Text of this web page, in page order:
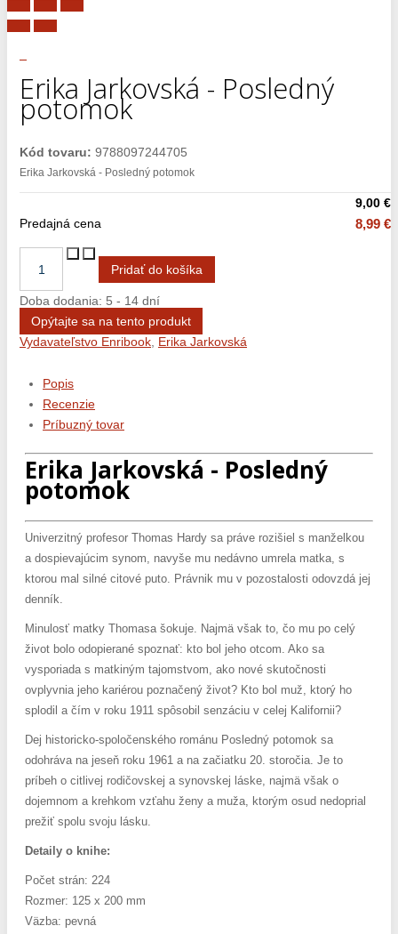
Erika Jarkovská - Posledný
potomok
Kód tovaru: 9788097244705
Erika Jarkovská - Posledný potomok
9,00 €
Predajná cena
8,99 €
Doba dodania: 5 - 14 dní
Opýtajte sa na tento produkt
Vydavateľstvo Enribook Erika Jarkovská
Popis
Recenzie
Príbuzný tovar
Erika Jarkovská - Posledný
potomok
Univerzitný profesor Thomas Hardy sa práve rozišiel s manželkou
a dospievajúcim synom, navyše mu nedávno umrela matka, s
ktorou mal silné citové puto. Právnik mu v pozostalosti odovzdá jej
denník.
Minulosť matky Thomasa šokuje. Najmä však to, čo mu po celý
život bolo odopierané spoznať: kto bol jeho otcom. Ako sa
vysporiada s matkiným tajomstvom, ako nové skutočnosti
ovplyvnia jeho kariérou poznačený život? Kto bol muž, ktorý ho
splodil a čím v roku 1911 spôsobil senzáciu v celej Kalifornii?
Dej historicko-spoločenského románu Posledný potomok sa
odohráva na jeseň roku 1961 a na začiatku 20. storočia. Je to
príbeh o citlivej rodičovskej a synovskej láske, najmä však o
dojemnom a krehkom vzťahu ženy a muža, ktorým osud nedoprial
prežiť spolu svoju lásku.
Detaily o knihe:
Počet strán: 224
Rozmer: 125 x 200 mm
Väzba: pevná